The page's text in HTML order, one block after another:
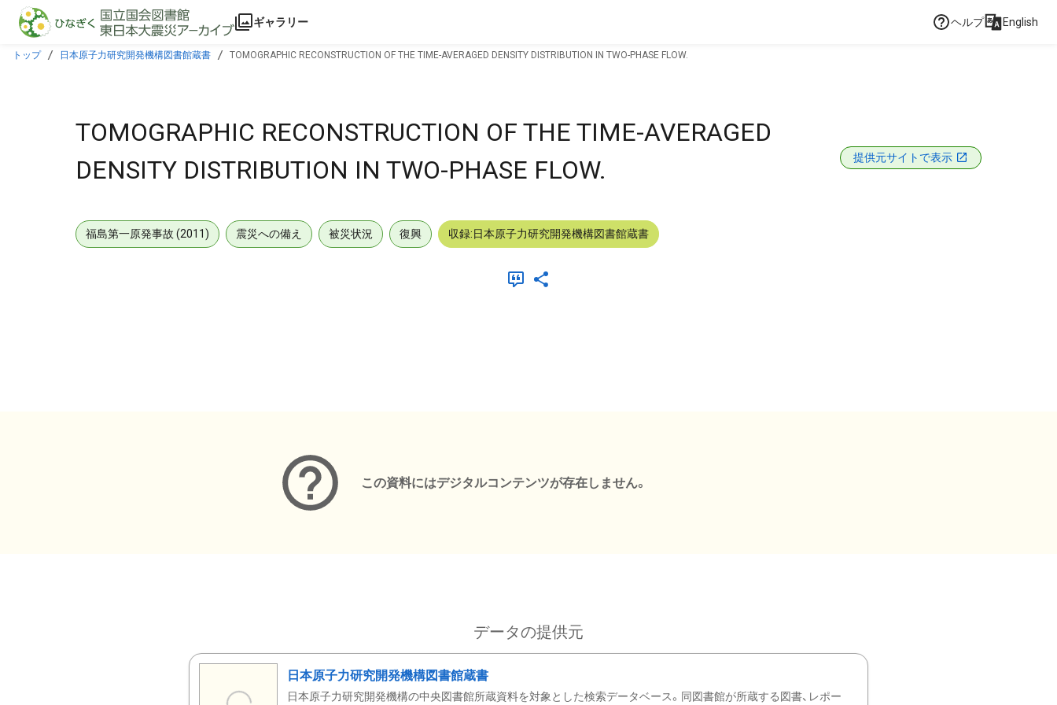
本文に飛ぶ
ギャラリー ヘルプ English
トップ 日本原子力研究開発機構図書館蔵書 TOMOGRAPHIC RECONSTRUCTION OF THE TIME-AVERAGED DENSITY DISTRIBUTION IN TWO-PHASE FLOW.
TOMOGRAPHIC RECONSTRUCTION OF THE TIME-AVERAGED
DENSITY DISTRIBUTION IN TWO-PHASE FLOW.
提供元サイトで表示
福島第一原発事故 (2011) 震災への備え 被災状況 復興 収録:日本原子力研究開発機構図書館蔵書
この資料にはデジタルコンテンツが存在しません。
データの提供元
日本原子力研究開発機構図書館蔵書
日本原子力研究開発機構の中央図書館所蔵資料を対象とした検索データベース。同図書館が所蔵する図書、レポー